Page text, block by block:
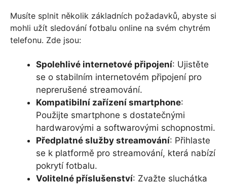
Musíte splnit několik základních požadavků, abyste si
mohli užít sledování fotbalu online na svém chytrém
telefonu. Zde jsou:
Spolehlivé internetové připojení: Ujistěte
se o stabilním internetovém připojení pro
neprerušené streamování.
Kompatibilní zařízení smartphone:
Použijte smartphone s dostatečnými
hardwarovými a softwarovými schopnostmi.
Předplatné služby streamování: Přihlaste
se k platformě pro streamování, která nabízí
pokrytí fotbalu.
Volitelné příslušenství: Zvažte sluchátka